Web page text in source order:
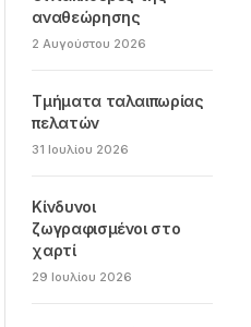
αναθεώρησης
2 Αυγούστου 2026
Τμήματα ταλαιπωρίας
πελατών
31 Ιουλίου 2026
Κίνδυνοι
ζωγραφισμένοι στο
χαρτί
29 Ιουλίου 2026